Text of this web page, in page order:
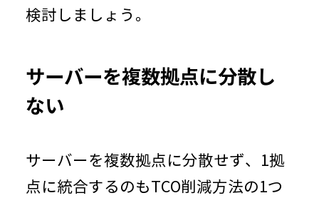
検討しましょう。
サーバーを複数拠点に分散し
ない
サーバーを複数拠点に分散せず、 1拠
点に統合するのもTCO削減方法の1つ